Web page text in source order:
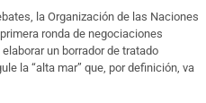
la Organización de las Naciones
ronda de negociaciones
un borrador de tratado
la “alta mar” que, por definición, va